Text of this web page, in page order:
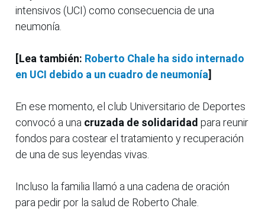
intensivos (UCI) como consecuencia de una
neumonía.
[Lea también: Roberto Chale ha sido internado
en UCI debido a un cuadro de neumonía]
En ese momento, el club Universitario de Deportes
convocó a una cruzada de solidaridad para reunir
fondos para costear el tratamiento y recuperación
de una de sus leyendas vivas.
Incluso la familia llamó a una cadena de oración
para pedir por la salud de Roberto Chale.